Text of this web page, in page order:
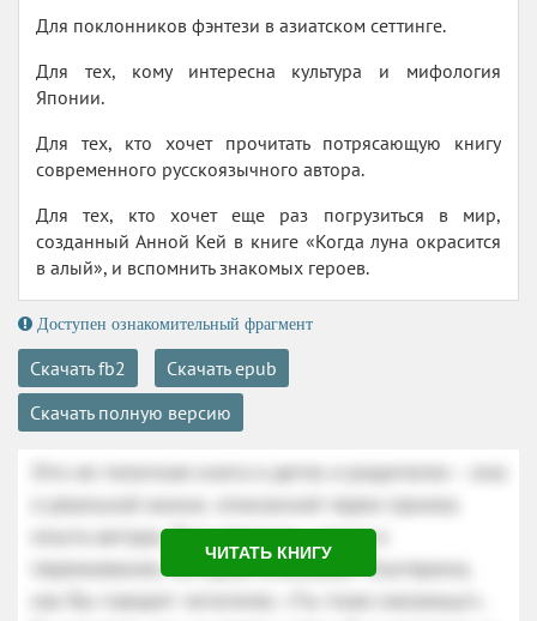
Для поклонников фэнтези в азиатском сеттинге.
Для тех, кому интересна культура и мифология
Японии.
Для тех, кто хочет прочитать потрясающую книгу
современного русскоязычного автора.
Для тех, кто хочет еще раз погрузиться в мир,
созданный Анной Кей в книге «Когда луна окрасится
в алый», и вспомнить знакомых героев.
Доступен ознакомительный фрагмент
Скачать fb2
Скачать epub
Скачать полную версию
ЧИТАТЬ КНИГУ